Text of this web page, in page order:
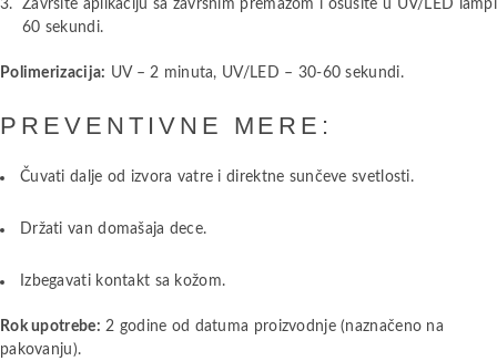
Završite aplikaciju sa završnim premazom i osušite u UV/LED lampi
60 sekundi.
Polimerizacija: UV – 2 minuta, UV/LED – 30-60 sekundi.
PREVENTIVNE MERE:
Čuvati dalje od izvora vatre i direktne sunčeve svetlosti.
Držati van domašaja dece.
Izbegavati kontakt sa kožom.
Rok upotrebe: 2 godine od datuma proizvodnje (naznačeno na
pakovanju).